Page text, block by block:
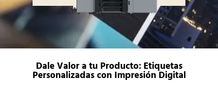
Dale Valor a tu Producto: Etiquetas
Personalizadas con Impresión Digital